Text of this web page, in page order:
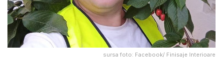
sursa foto: Facebook/ Finisaje Interioare